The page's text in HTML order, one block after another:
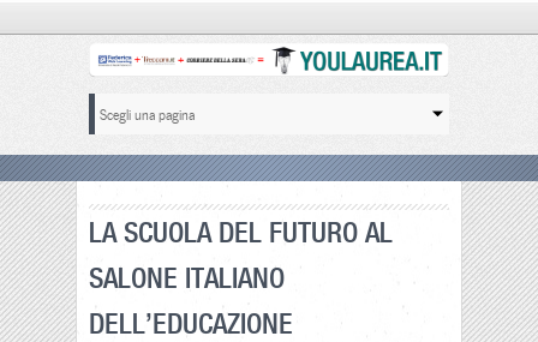
LA SCUOLA DEL FUTURO AL
SALONE ITALIANO
DELL’EDUCAZIONE